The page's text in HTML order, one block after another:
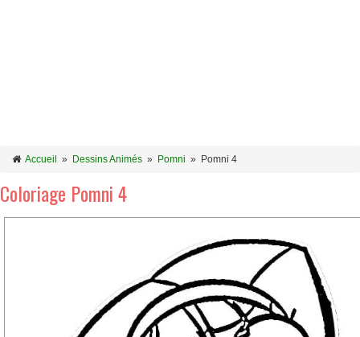
Accueil » Dessins Animés » Pomni » Pomni 4
Coloriage Pomni 4